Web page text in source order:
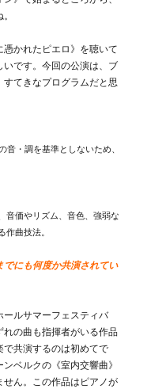
かれたピエロ》を聴いて
です。今回の公演は、ブ
てきなプログラムだと思
音・調を基準としないため、
音価やリズム、音色、強弱な
作曲技法。
にも何度か共演されてい
ールサマーフェスティバ
の曲も指揮者がいる作品
で共演するのは初めてで
ベルクの《室内交響曲》
ん。この作品はピアノが